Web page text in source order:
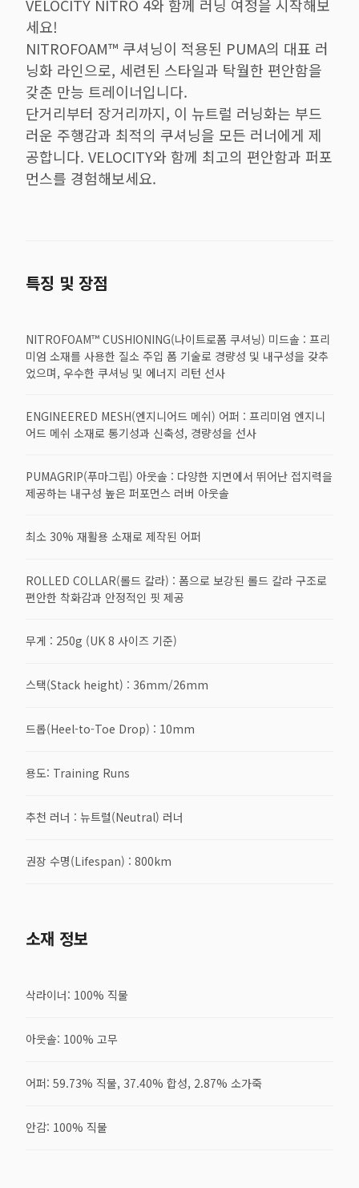
VELOCITY NITRO 4와 함께 러닝 여정을 시작해보
세요!
NITROFOAM™ 쿠셔닝이 적용된 PUMA의 대표 러
닝화 라인으로, 세련된 스타일과 탁월한 편안함을
갖춘 만능 트레이너입니다.
단거리부터 장거리까지, 이 뉴트럴 러닝화는 부드
러운 주행감과 최적의 쿠셔닝을 모든 러너에게 제
공합니다. VELOCITY와 함께 최고의 편안함과 퍼포
먼스를 경험해보세요.
특징 및 장점
NITROFOAM™ CUSHIONING(나이트로폼 쿠셔닝) 미드솔 : 프리
미엄 소재를 사용한 질소 주입 폼 기술로 경량성 및 내구성을 갖추
었으며, 우수한 쿠셔닝 및 에너지 리턴 선사
ENGINEERED MESH(엔지니어드 메쉬) 어퍼 : 프리미엄 엔지니
어드 메쉬 소재로 통기성과 신축성, 경량성을 선사
PUMAGRIP(푸마그립) 아웃솔 : 다양한 지면에서 뛰어난 접지력을
제공하는 내구성 높은 퍼포먼스 러버 아웃솔
최소 30% 재활용 소재로 제작된 어퍼
ROLLED COLLAR(롤드 칼라) : 폼으로 보강된 롤드 칼라 구조로
편안한 착화감과 안정적인 핏 제공
무게 : 250g (UK 8 사이즈 기준)
스택(Stack height) : 36mm/26mm
드롭(Heel-to-Toe Drop) : 10mm
용도: Training Runs
추천 러너 : 뉴트럴(Neutral) 러너
권장 수명(Lifespan) : 800km
소재 정보
삭라이너: 100% 직물
아웃솔: 100% 고무
어퍼: 59.73% 직물, 37.40% 합성, 2.87% 소가죽
안감: 100% 직물